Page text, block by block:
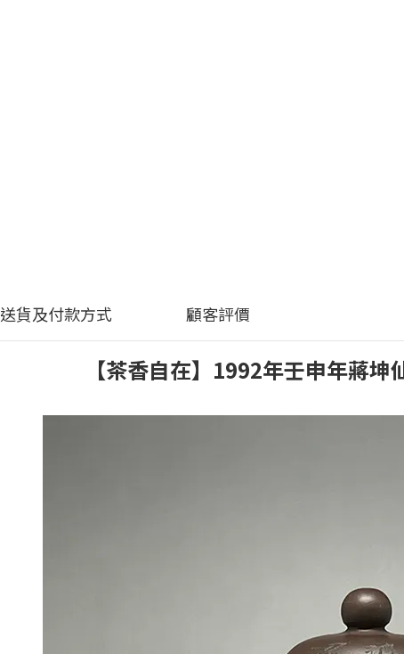
送貨及付款方式 顧客評價
【茶香自在】1992年壬申年蔣